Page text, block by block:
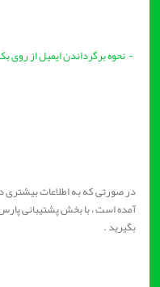
- نحوه برگرداندن ایمیل از روی
در صورتی که به اطلاعات بیشتری در
آمده است ، با بخش پشتیبانی
بگیرید .